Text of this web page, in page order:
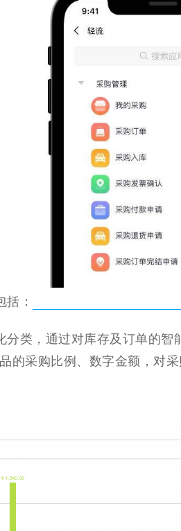
：
类， 通过对库存及订单的智
的采购比例、数字金额， 对采